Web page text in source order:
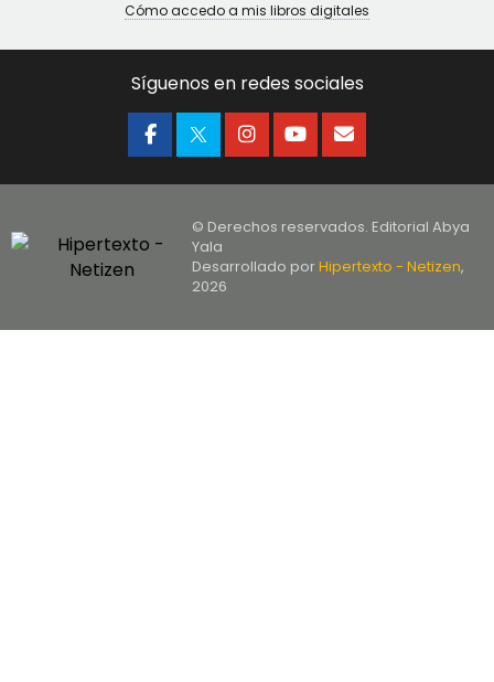
Cómo accedo a mis libros digitales
Síguenos en redes sociales
© Derechos reservados. Editorial Abya
Yala
Desarrollado porHipertexto - Netizen,
2026